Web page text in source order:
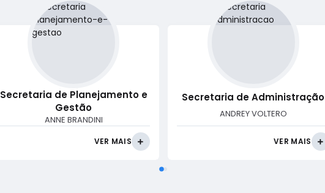
Secretaria de Planejamento e
Gestão
ANNE BRANDINI
VER MAIS
Secretaria de Administração
ANDREY VOLTERO
VER MAIS